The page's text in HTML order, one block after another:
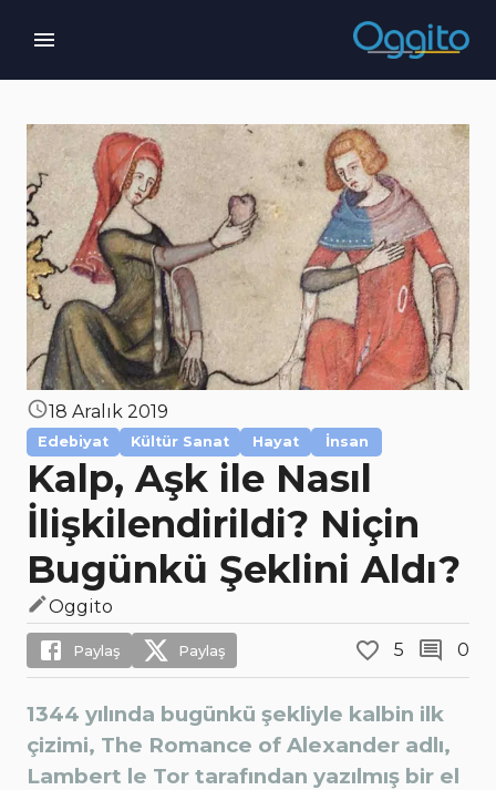
18 Aralık 2019
Edebiyat Kültür Sanat Hayat İnsan
Kalp, Aşk ile Nasıl
İlişkilendirildi? Niçin
Bugünkü Şeklini Aldı?
Oggito
Paylaş Paylaş 5 0
1344 yılında bugünkü şekliyle kalbin ilk
çizimi, The Romance of Alexander adlı,
Lambert le Tor tarafından yazılmış bir el